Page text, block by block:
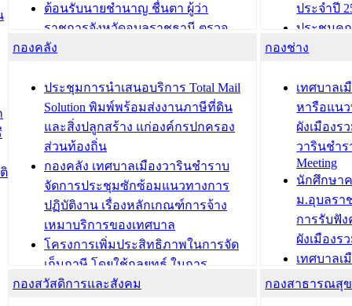
ต้อนรับนายชำนาญ ชื่นตา ผู้ว่า
ราชการจังหวัดอุบลราชธานี ตรวจ
ความเรียบร้อยของสถานที่ในการเตรี
องคมนตรี
สำนักทะเบียนท้องถิ่นเทศบาลเมือง
วารินชำราบ ดำเนินการมอบทะเบียน
บ้าน ทร.14 และบัตรประจำตัว
ประชาชนบุคคลประเภท 8 แก่บุคคลที่
ได้รับการเพิ่มชื่อในทะเบียนบ้าน
(ท.ร.14) กรณีคนไม่มีสัญชาติไทยได้รับ
อนุญาตให้มีถิ่นที่อยู่
ประชุมคณะกรรมการประเมินผลการ
ควบคุมภายในของ สำนัก/กอง/
โรงเรียน/ศูนย์พัฒนาเด็กเล็ก/สถานธนา
ประจำปี
ประชุมค
ความเสี่ย
ประชุมที
ชีวา สร้า
ขับเคลื่อน
“เมืองแห่
บทความ อื่นๆ ...
กองคลัง
ประชุมการนำเสนอบริการ Total Mail
Solution พิมพ์พร้อมส่งงานภาษีที่ดิน
และสิ่งปลูกสร้าง แก่องค์กรปกครอง
ส่วนท้องถิ่น
กองคลัง เทศบาลเมืองวารินชำราบ
จัดการประชุมซักซ้อมแนวทางการ
ปฏิบัติงาน เรื่องหลักเกณฑ์การจ้าง
เหมาบริการของเทศบาล
โครงการเพิ่มประสิทธิภาพในการจัด
เก็บภาษี โดยใช้กลยุทธ์ ในการ
พัฒนาการจัดเก็บรายได้ ประจำปี พ.ศ.
กองช่าง
เทศบาลเ
หารือแน
ผังเมืองร
วารินชำร
Meeting
นักศึกษา
ม.อุบลรา
การรับฟั
ผังเมืองร
เทศบาลเ
โครงการ
กองสวัสดิการและสังคม กองสาธารณสุ